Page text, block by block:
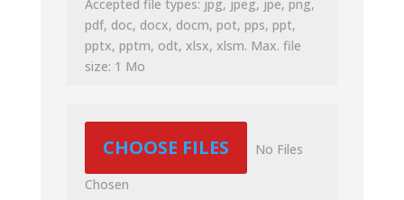
Accepted file types: jpg, jpeg, jpe, png,
pdf, doc, docx, docm, pot, pps, ppt,
pptx, pptm, odt, xlsx, xlsm. Max. file
size: 1 Mo
CHOOSE FILES No Files
Chosen